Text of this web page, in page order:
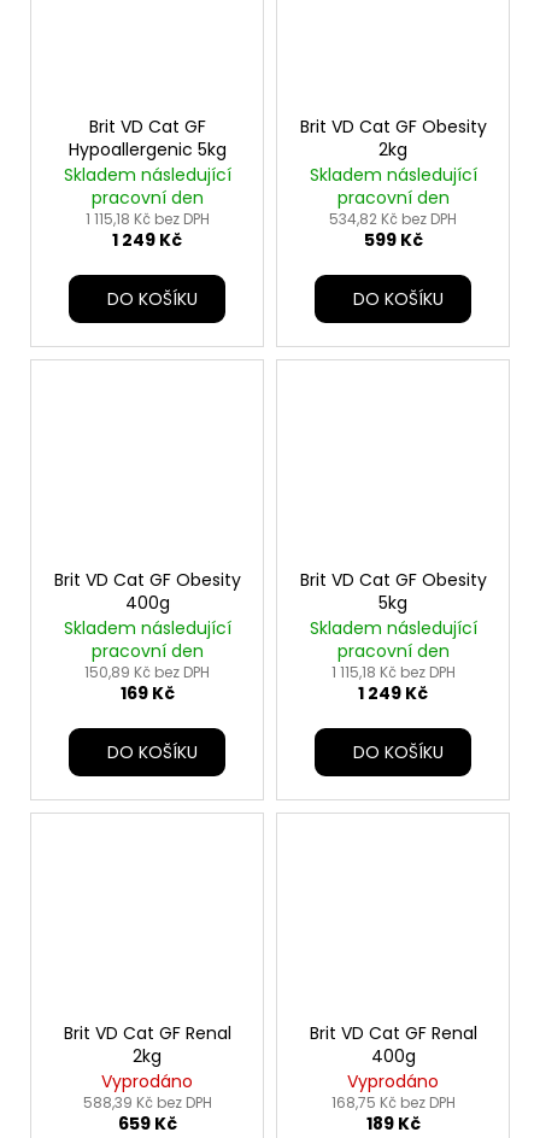
Brit VD Cat GF
Hypoallergenic 5kg
Skladem následující
pracovní den
1 115,18 Kč bez DPH
1 249 Kč
DO KOŠÍKU
Brit VD Cat GF Obesity
2kg
Skladem následující
pracovní den
534,82 Kč bez DPH
599 Kč
DO KOŠÍKU
Brit VD Cat GF Obesity
400g
Skladem následující
pracovní den
150,89 Kč bez DPH
169 Kč
DO KOŠÍKU
Brit VD Cat GF Obesity
5kg
Skladem následující
pracovní den
1 115,18 Kč bez DPH
1 249 Kč
DO KOŠÍKU
Brit VD Cat GF Renal
2kg
Vyprodáno
588,39 Kč bez DPH
659 Kč
Brit VD Cat GF Renal
400g
Vyprodáno
168,75 Kč bez DPH
189 Kč